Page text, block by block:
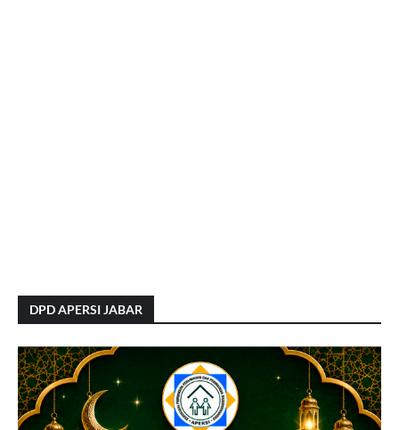
DPD APERSI JABAR